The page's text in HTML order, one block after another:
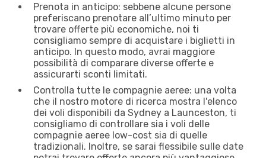
Prenota in anticipo: sebbene alcune persone
preferiscano prenotare all’ultimo minuto per
trovare offerte più economiche, noi ti
consigliamo sempre di acquistare i biglietti in
anticipo. In questo modo, avrai maggiore
possibilità di comparare diverse offerte e
assicurarti sconti limitati.
Controlla tutte le compagnie aeree: una volta
che il nostro motore di ricerca mostra l'elenco
dei voli disponibili da Sydney a Launceston, ti
consigliamo di controllare sia i voli delle
compagnie aeree low-cost sia di quelle
tradizionali. Inoltre, se sarai flessibile sulle date